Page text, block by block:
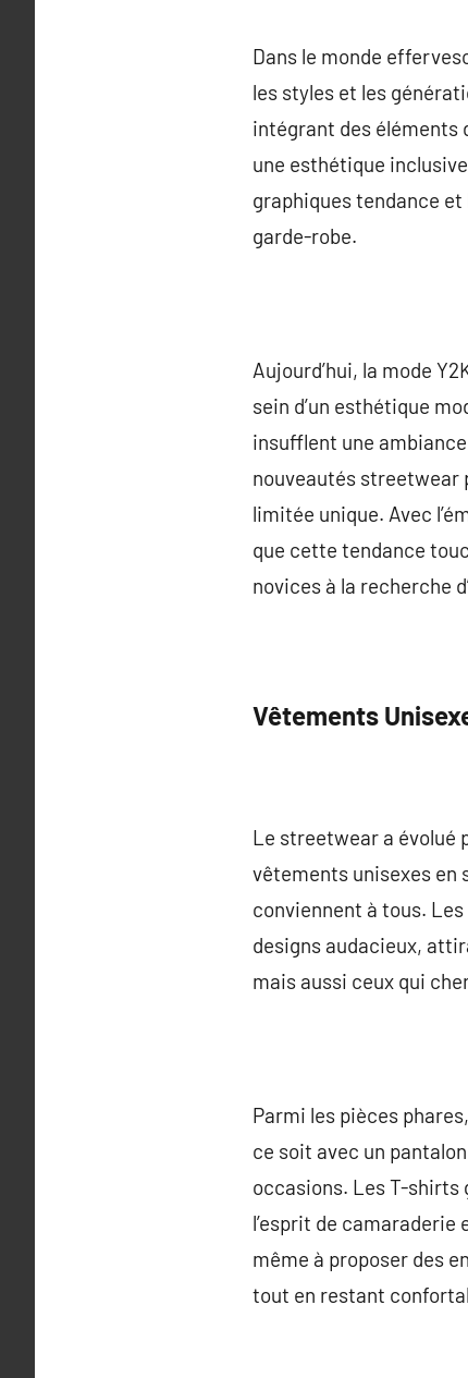
Dans le monde
les styles et les
intégrant des éléments
une esthétique
graphiques tendance
garde-robe.
Aujourd’hui, la mode
sein d’un esthétique
insufflent une
nouveautés streetwear
limitée unique. Avec
que cette tendance
novices à la recherche
Vêtements
Le streetwear a évolué
vêtements unisexes en
conviennent à tous.
designs audacieux,
mais aussi ceux qui
Parmi les pièces
ce soit avec un
occasions. Les T-
l’esprit de
même à proposer des
tout en restant